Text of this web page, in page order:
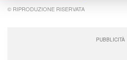
© RIPRODUZIONE RISERVATA
PUBBLICITÀ